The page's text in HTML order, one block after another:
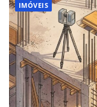
IMÓVEIS